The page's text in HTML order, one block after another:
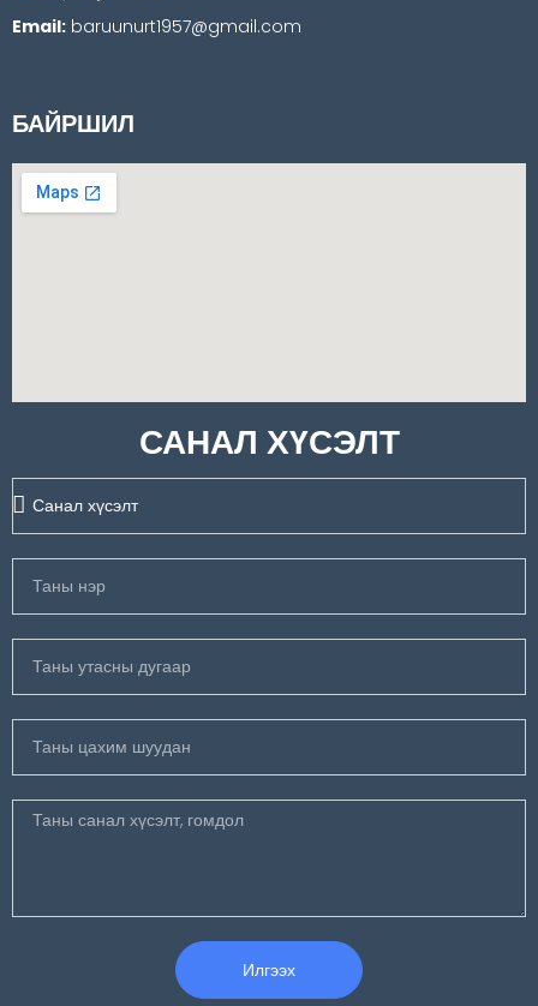
Email: baruunurt1957@gmail.com
БАЙРШИЛ
САНАЛ ХҮСЭЛТ
Илгээх